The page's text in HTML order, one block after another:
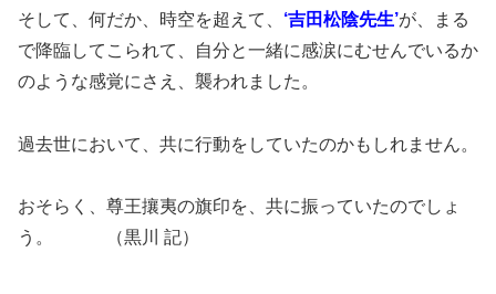
そして、何だか、時空を超えて、 ‘吉田松陰先生’が、まる
で降臨してこられて、自分と一緒に感涙にむせんでいるか
のような感覚にさえ、襲われました。
過去世において、共に行動をしていたのかもしれません。
おそらく、尊王攘夷の旗印を、共に振っていたのでしょ
う。 （黒川 記）